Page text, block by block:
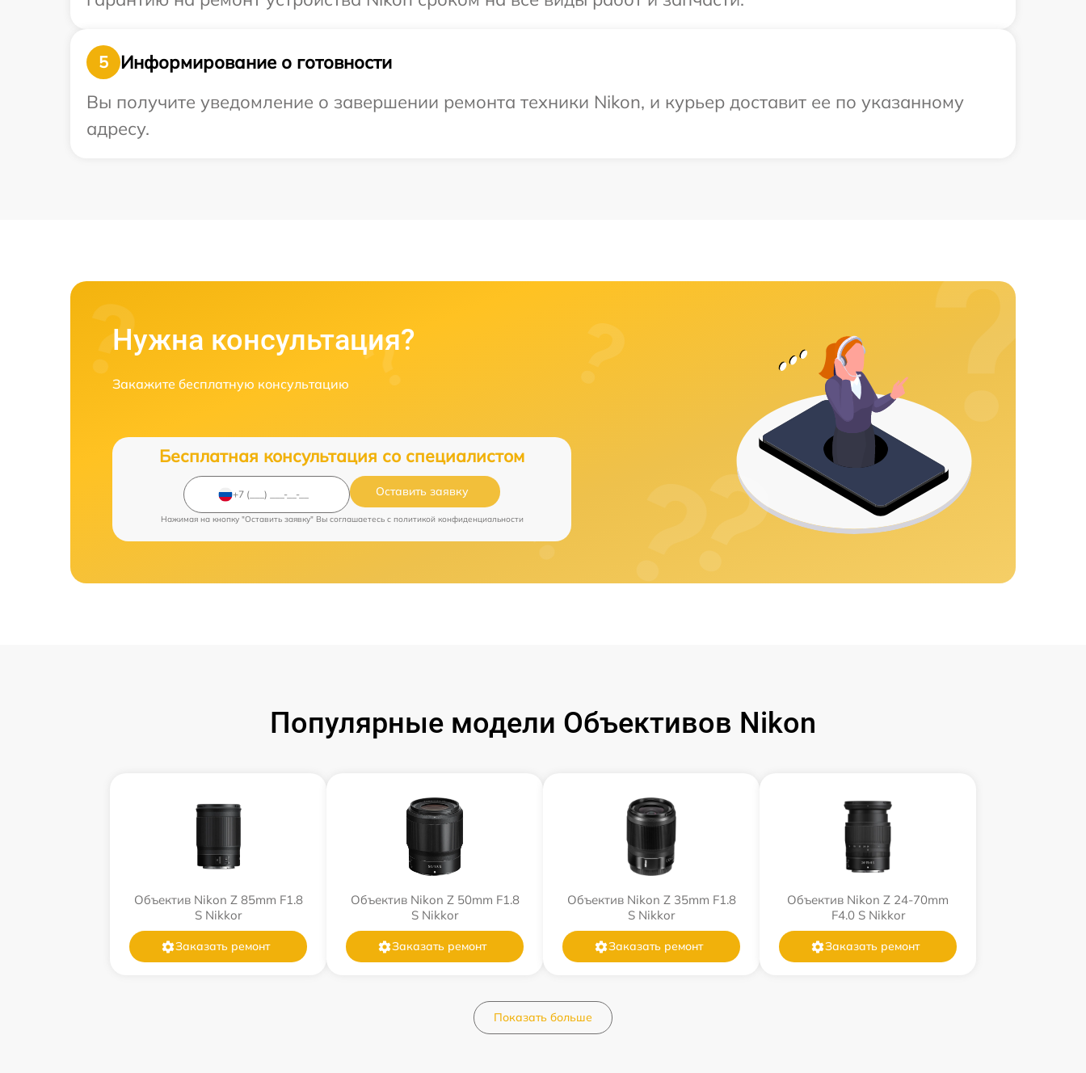
5
Информирование о готовности
Вы получите уведомление о завершении ремонта техники Nikon, и курьер доставит ее по указанному
адресу.
Нужна консультация?
Закажите бесплатную консультацию
Бесплатная консультация со специалистом
Оставить заявку
Нажимая на кнопку "Оставить заявку" Вы соглашаетесь c политикой конфиденциальности
Популярные модели Объективов Nikon
Объектив Nikon Z 85mm F1.8
S Nikkor
Заказать ремонт
Объектив Nikon Z 50mm F1.8
S Nikkor
Заказать ремонт
Объектив Nikon Z 35mm F1.8
S Nikkor
Заказать ремонт
Объектив Nikon Z 24-70mm
F4.0 S Nikkor
Заказать ремонт
Показать больше